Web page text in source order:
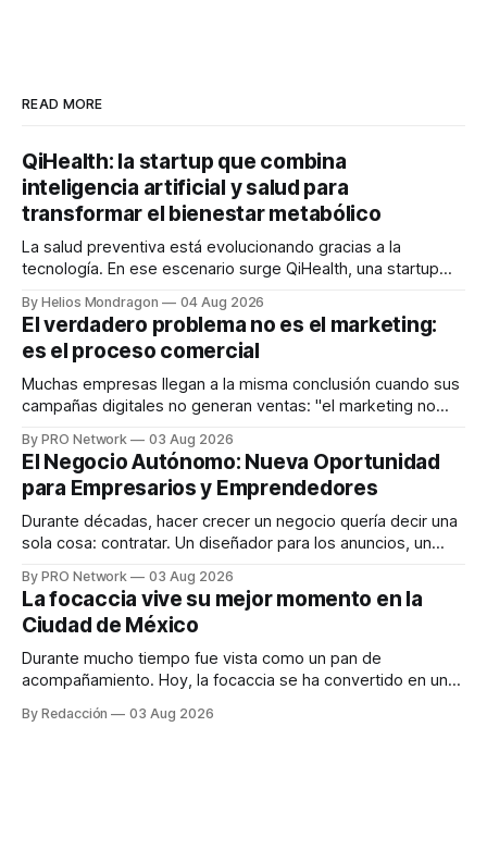
READ MORE
QiHealth: la startup que combina
inteligencia artificial y salud para
transformar el bienestar metabólico
La salud preventiva está evolucionando gracias a la
tecnología. En ese escenario surge QiHealth, una startup
dispositivos inteligentes, inteligencia artificial y monitoreo
en tiempo real para ayudar a las personas a tomar mejores
decisiones sobre su salud metabólica. Su propuesta busca
responder
By Helios Mondragon 04 Aug 2026
El verdadero problema no es el marketing:
es el proceso comercial
Muchas empresas llegan a la misma conclusión cuando sus
campañas digitales no generan ventas: "el marketing no
INTERIUS, el problema suele estar en otro lugar. Durante
una entrevista para el podcast SER PRO, el especialista en
marketing digital explicó que
By PRO Network 03 Aug 2026
El Negocio Autónomo: Nueva Oportunidad
para Empresarios y Emprendedores
Durante décadas, hacer crecer un negocio quería decir una
sola cosa: contratar. Un diseñador para los anuncios, un
para los textos, alguien que supiera de publicidad digital
para encontrar prospectos, un vendedor para atender
llamadas y mensajes, y —con suerte— una persona
By PRO Network 03 Aug 2026
La focaccia vive su mejor momento en la
Ciudad de México
Durante mucho tiempo fue vista como un pan de
acompañamiento. Hoy, la focaccia se ha convertido en uno
artesanal, ingredientes de calidad y experiencias que
By Redacción 03 Aug 2026